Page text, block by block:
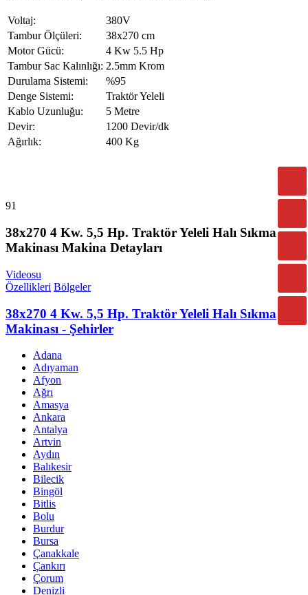
Voltaj:
380V
Tambur Ölçüleri:
38x270 cm
Motor Gücü:
4 Kw 5.5 Hp
Tambur Sac Kalınlığı: 2.5mm Krom
Durulama Sistemi:
%95
Denge Sistemi:
Traktör Yeleli
Kablo Uzunluğu:
5 Metre
Devir:
1200 Devir/dk
Ağırlık:
400 Kg
91
38x270 4 Kw. 5,5 Hp. Traktör Yeleli Halı Sıkma
Makinası Makina Detayları
Videosu
Özellikleri Bölgeler
38x270 4 Kw. 5,5 Hp. Traktör Yeleli Halı Sıkma
Makinası - Şehirler
Adana
Adıyaman
Afyon
Ağrı
Amasya
Ankara
Antalya
Artvin
Aydın
Balıkesir
Bilecik
Bingöl
Bitlis
Bolu
Burdur
Bursa
Çanakkale
Çankırı
Çorum
Denizli